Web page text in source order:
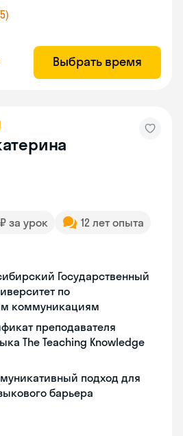
Выбрать время
за урок
12 лет опыта
Государственный
по
коммуникациям
преподавателя
The Teaching Knowledge
подход для
барьера